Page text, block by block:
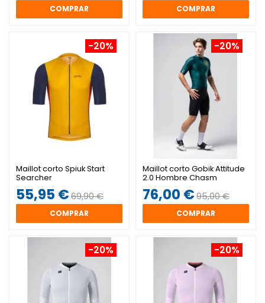
COMPRAR COMPRAR
-20%
Maillot corto Spiuk Start
Searcher
55,95 €69,90 €
COMPRAR
-20%
Maillot corto Gobik Attitude
2.0 Hombre Chasm
76,00 €95,00 €
COMPRAR
-20% -20%